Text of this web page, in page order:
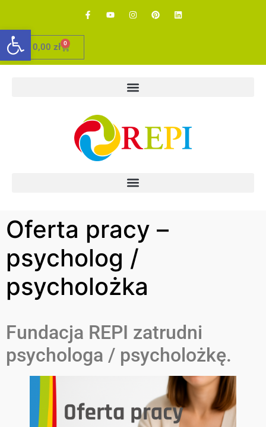
Otwórz pasek narzędzi
0,00 zł 0
Oferta pracy –
psycholog /
psycholożka
Fundacja REPI zatrudni
psychologa / psycholożkę.